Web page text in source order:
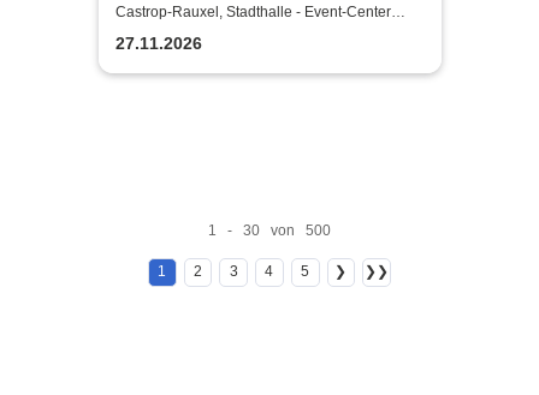
fröhlicher
Vorweihnachtsabend! 2026
Castrop-Rauxel, Stadthalle - Event-Center
Castrop-Rauxel
27.11.2026
1 - 30 von 500
1 2 3 4 5 ❯ ❯❯